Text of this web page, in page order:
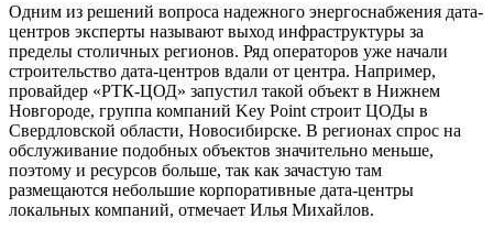
Одним из решений вопроса надежного энергоснабжения дата-
центров эксперты называют выход инфраструктуры за
пределы столичных регионов. Ряд операторов уже начали
строительство дата-центров вдали от центра. Например,
провайдер «РТК-ЦОД» запустил такой объект в Нижнем
Новгороде, группа компаний Key Point строит ЦОДы в
Свердловской области, Новосибирске. В регионах спрос на
обслуживание подобных объектов значительно меньше,
поэтому и ресурсов больше, так как зачастую там
размещаются небольшие корпоративные дата-центры
локальных компаний, отмечает Илья Михайлов.